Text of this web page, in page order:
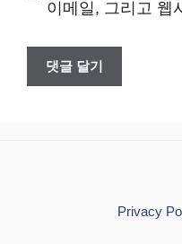
이메일, 그리고 웹
Privacy